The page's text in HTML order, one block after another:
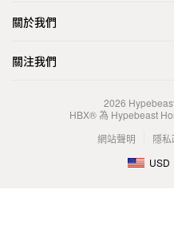
關於我們
關注我們
2026
HBX® 為 Hypebeast
網站聲明
隱
USD